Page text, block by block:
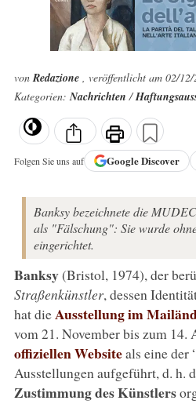
vonRedazione , veröffentlicht am 02/12/
Kategorien:Nachrichten/
Folgen Sie uns auf GoogleDiscover
Banksy bezeichnete die
als "Fälschung": Sie wurde
eingerichtet.
Banksy(Bristol, 1974), der
Straßenkünstler, dessen
hat dieAusstellung im
vom 21. November bis zum 14.
offiziellen Websiteals eine der
Ausstellungen aufgeführt, d. h.
Zustimmung des Künstlers